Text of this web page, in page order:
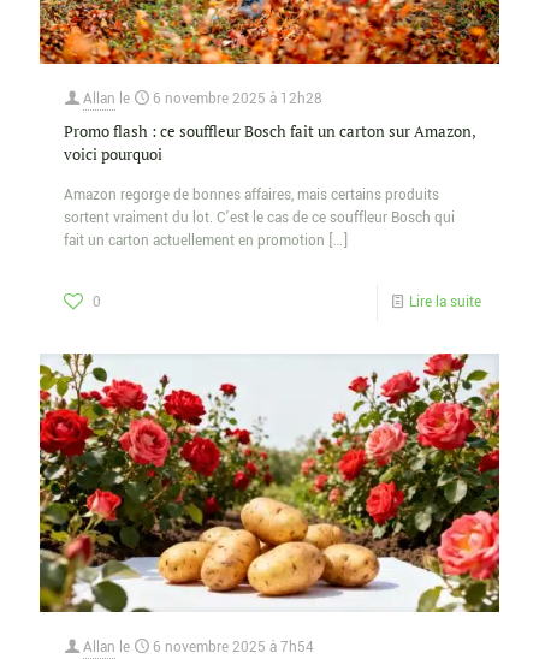
Allan le 6 novembre 2025 à 12h28
Promo flash : ce souffleur Bosch fait un carton sur Amazon,
voici pourquoi
Amazon regorge de bonnes affaires, mais certains produits
sortent vraiment du lot. C’est le cas de ce souffleur Bosch qui
fait un carton actuellement en promotion […]
0 Lire la suite
Allan le 6 novembre 2025 à 7h54